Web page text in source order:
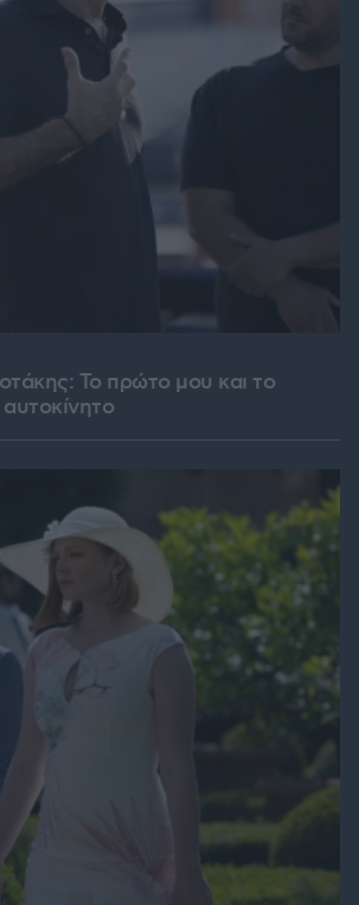
Το πρώτο μου και το